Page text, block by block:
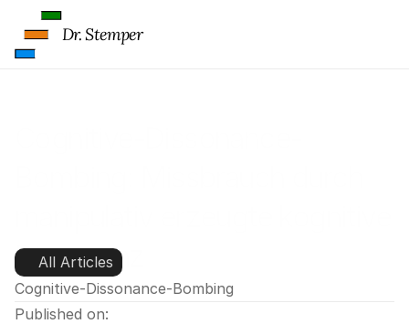
Dissonanz
All Articles
Cognitive-Dissonance-Bombing
Published on:
Dr. Stemper